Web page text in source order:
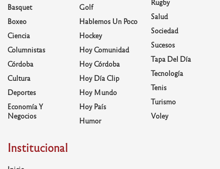
Basquet
Boxeo
Ciencia
Columnistas
Córdoba
Cultura
Deportes
Economía Y
Negocios
Golf
Hablemos Un Poco
Hockey
Hoy Comunidad
Hoy Córdoba
Hoy Día Clip
Hoy Mundo
Hoy País
Humor
Rugby
Salud
Sociedad
Sucesos
Tapa Del Día
Tecnología
Tenis
Turismo
Voley
Institucional